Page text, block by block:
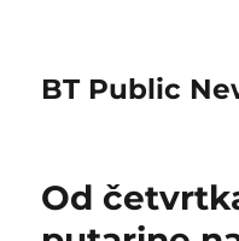
BT Public
Od